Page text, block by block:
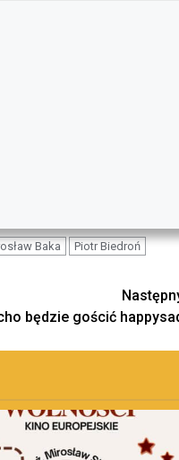
Baka
Piotr Biedroń
będzie gościć